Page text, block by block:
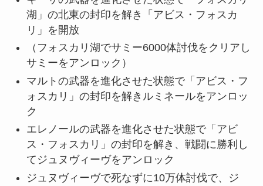
湖」の北東の封印を解き「アビス・フォスカ
リ」を開放
（フォスカリ湖でサミー6000体討伐をクリアし
サミーをアンロック）
マルトの武器を進化させた状態で「アビス・フ
ォスカリ」の封印を解きルミネールをアンロッ
ク
エレノールの武器を進化させた状態で「アビ
ス・フォスカリ」の封印を解き、戦闘に勝利し
てジュヌヴィーヴをアンロック
ジュヌヴィーヴで死なずに10万体討伐で、ジ